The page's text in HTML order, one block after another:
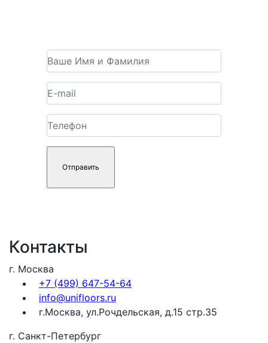
Контакты
г. Москва
+7 (499) 647-54-64
info@unifloors.ru
г.Москва, ул.Рочдельская, д.15 стр.35
г. Санкт-Петербург